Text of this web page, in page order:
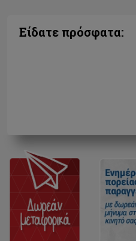
Είδατε πρόσφατα: